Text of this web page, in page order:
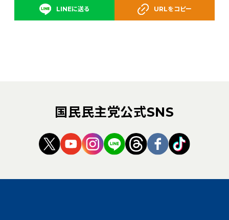
LINEに送る URLをコピー
国民民主党公式SNS
（新しいタブで開く）
（新しいタブで開く）
（新しいタブで開く）
（新しいタブで開く）
（新しいタブで開
（新しいタブ
（新しい